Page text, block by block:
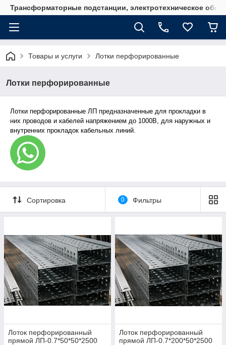
Трансформаторные подстанции, электротехническое
Товары и услуги Лотки перфорированные
Лотки перфорированные
Лотки перфорированные ЛП предназначенные для прокладки в
них проводов и кабелей напряжением до 1000В, для наружных и
внутренних прокладок кабельных линий.
Сортировка 0 Фильтры
Лоток перфорированный
прямой ЛП-0.7*50*50*2500
Лоток перфорированный
прямой ЛП-0.7*200*50*2500